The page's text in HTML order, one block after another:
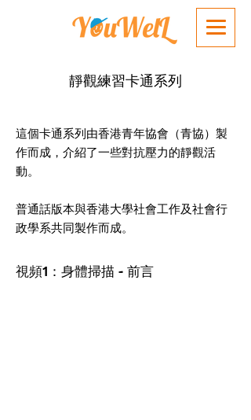
靜觀練習卡通系列
這個卡通系列由香港青年協會（青協）製
作而成，介紹了一些對抗壓力的靜觀活
動。
普通話版本與香港大學社會工作及社會行
政學系共同製作而成。
視頻1 ：身體掃描 - 前言